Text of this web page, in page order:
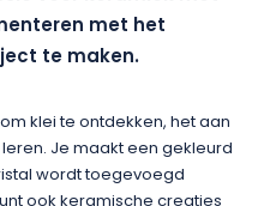
met het
te maken.
klei te ontdekken, het aan
Je maakt een gekleurd
wordt toegevoegd